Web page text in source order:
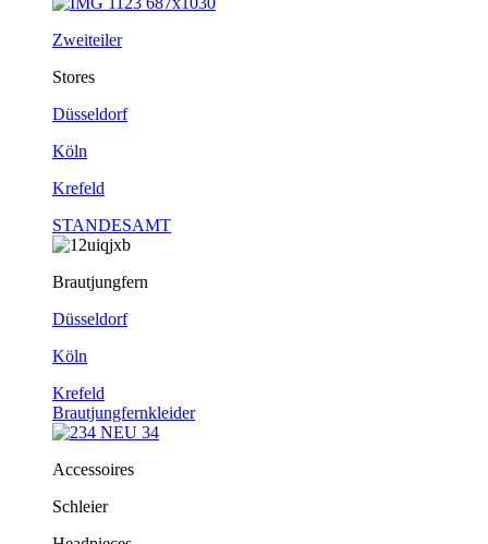
Zweiteiler
Stores
Düsseldorf
Köln
Krefeld
STANDESAMT
Brautjungfern
Düsseldorf
Köln
Krefeld
Brautjungfernkleider
Accessoires
Schleier